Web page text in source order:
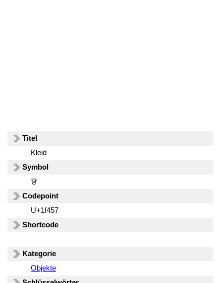
Titel
Kleid
Symbol
👗
Codepoint
U+1f457
Shortcode
Kategorie
Objekte